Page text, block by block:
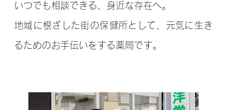
いつでも相談できる、身近な存在へ。
地域に根ざした街の保健所として、元気に生き
るためのお手伝いをする薬局です。​